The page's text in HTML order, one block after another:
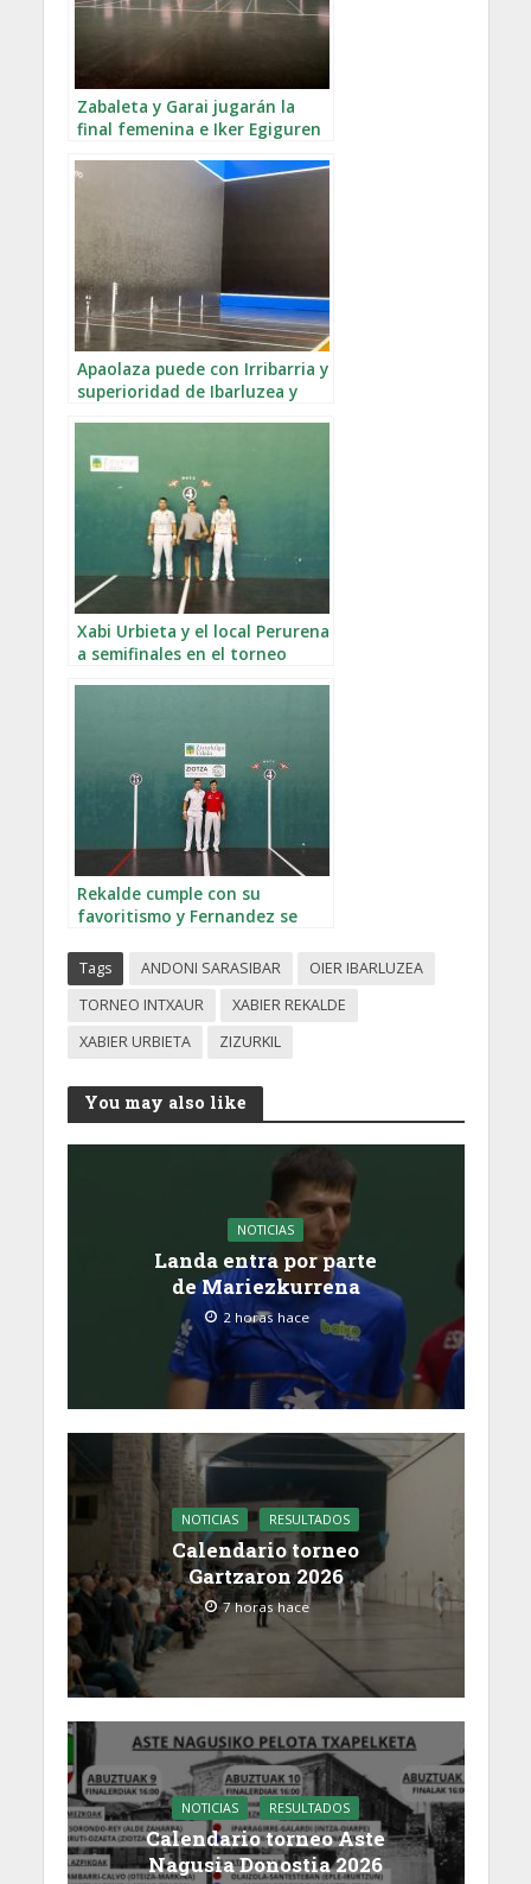
Zabaleta y Garai jugarán la
final femenina e Iker Egiguren
torneo Intxaur
Apaolaza puede con Irribarria y
superioridad de Ibarluzea y
Xabi Urbieta y el local Perurena
a semifinales en el torneo
Rekalde cumple con su
favoritismo y Fernandez se
Tags ANDONI SARASIBAR
OIER IBARLUZEA
TORNEO INTXAUR
XABIER REKALDE
XABIER URBIETA
ZIZURKIL
You may also like
NOTICIAS
Landa entra por parte
de Mariezkurrena
2 horas hace
NOTICIAS RESULTADOS
Calendario torneo
Gartzaron 2026
7 horas hace
NOTICIAS RESULTADOS
Calendario torneo Aste
Nagusia Donostia 2026